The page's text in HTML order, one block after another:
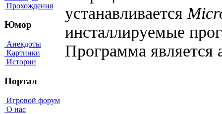
Прохождения
Юмор
Анекдоты
Картинки
Истории
Портал
Игровой форум
О нас
устанавливается
инсталлируемые
Программа